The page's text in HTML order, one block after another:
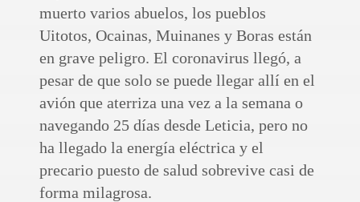
muerto varios abuelos, los pueblos
Uitotos, Ocainas, Muinanes y Boras están
en grave peligro. El coronavirus llegó, a
pesar de que solo se puede llegar allí en el
avión que aterriza una vez a la semana o
navegando 25 días desde Leticia, pero no
ha llegado la energía eléctrica y el
precario puesto de salud sobrevive casi de
forma milagrosa.